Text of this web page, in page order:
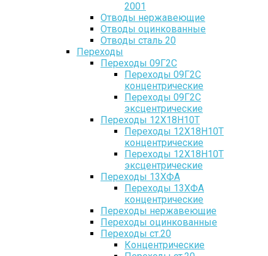
2001
Отводы нержавеющие
Отводы оцинкованные
Отводы сталь 20
Переходы
Переходы 09Г2С
Переходы 09Г2С
концентрические
Переходы 09Г2С
эксцентрические
Переходы 12Х18Н10Т
Переходы 12Х18Н10Т
концентрические
Переходы 12Х18Н10Т
эксцентрические
Переходы 13ХФА
Переходы 13ХФА
концентрические
Переходы нержавеющие
Переходы оцинкованные
Переходы ст.20
Концентрические